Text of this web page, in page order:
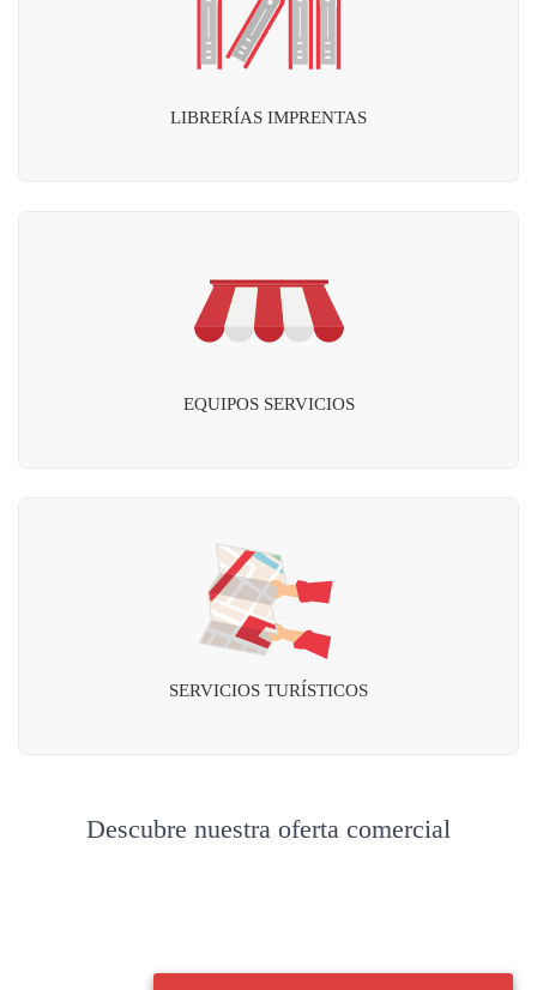
LIBRERÍAS IMPRENTAS
EQUIPOS SERVICIOS
SERVICIOS TURÍSTICOS
Descubre nuestra oferta comercial